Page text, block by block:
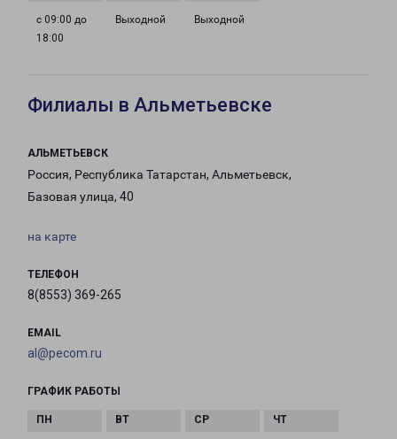
с 09:00 до
18:00
Выходной Выходной
Филиалы в Альметьевске
АЛЬМЕТЬЕВСК
Россия, Республика Татарстан, Альметьевск,
Базовая улица, 40
на карте
ТЕЛЕФОН
8(8553) 369-265
EMAIL
al@pecom.ru
ГРАФИК РАБОТЫ